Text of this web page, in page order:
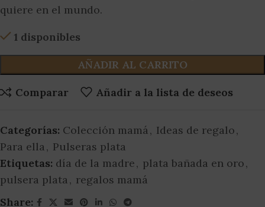
quiere en el mundo.
1 disponibles
AÑADIR AL CARRITO
Comparar Añadir a la lista de deseos
Categorías: Colección mamá, Ideas de regalo,
Para ella, Pulseras plata
Etiquetas: día de la madre, plata bañada en oro,
pulsera plata, regalos mamá
Share: